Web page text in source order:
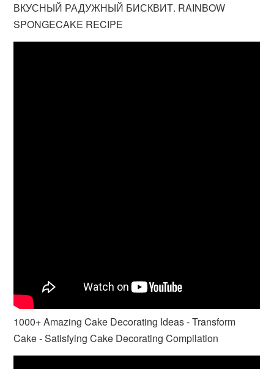
ВКУСНЫЙ РАДУЖНЫЙ БИСКВИТ. RAINBOW
SPONGECAKE RECIPE
1000+ Amazing Cake Decorating Ideas - Transform
Cake - Satisfying Cake Decorating Compilation